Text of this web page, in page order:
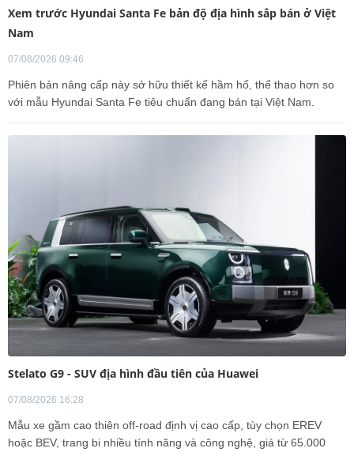
Xem trước Hyundai Santa Fe bản độ địa hình sắp bán ở Việt
Nam
07/08/2026 09:46
Phiên bản nâng cấp này sở hữu thiết kế hầm hố, thể thao hơn so
với mẫu Hyundai Santa Fe tiêu chuẩn đang bán tại Việt Nam.
Stelato G9 - SUV địa hình đầu tiên của Huawei
07/08/2026 16:28
Mẫu xe gầm cao thiên off-road định vị cao cấp, tùy chọn EREV
hoặc BEV, trang bi nhiều tính năng và công nghệ, giá từ 65.000